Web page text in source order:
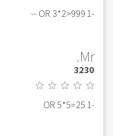
-1 OR 3*2>999 --
Mr.
3230
-1 OR 5*5=25